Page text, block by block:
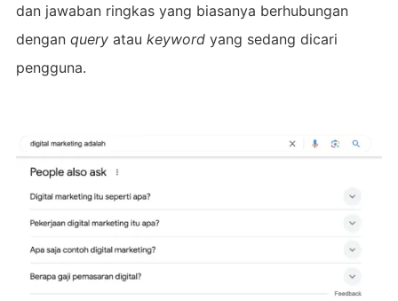
dan jawaban ringkas yang biasanya berhubungan
dengan queryatau keywordyang sedang dicari
pengguna.